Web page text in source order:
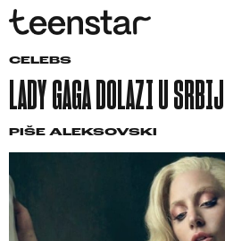
CELEBS
LADY GAGA DOLAZI U
PIŠE ALEKSOVSKI